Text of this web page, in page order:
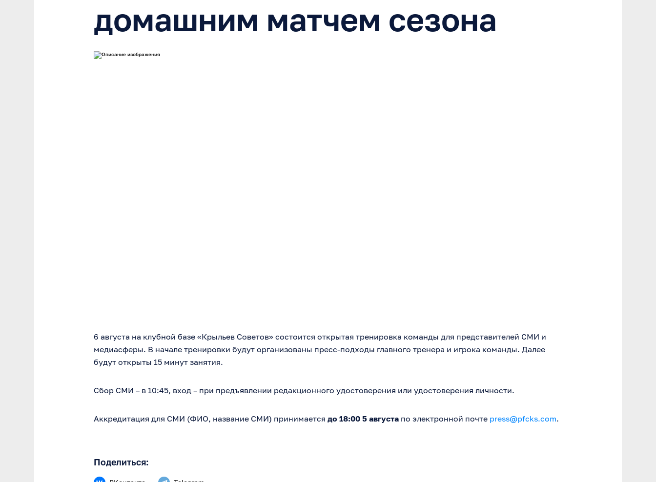
домашним матчем сезона
6 августа на клубной базе «Крыльев Советов» состоится открытая тренировка команды для представителей СМИ и
медиасферы. В начале тренировки будут организованы пресс-подходы главного тренера и игрока команды. Далее
будут открыты 15 минут занятия.
Сбор СМИ – в 10:45, вход – при предъявлении редакционного удостоверения или удостоверения личности.
Аккредитация для СМИ (ФИО, название СМИ) принимается до 18:00 5 августа по электронной почте press@pfcks.com.
Поделиться: